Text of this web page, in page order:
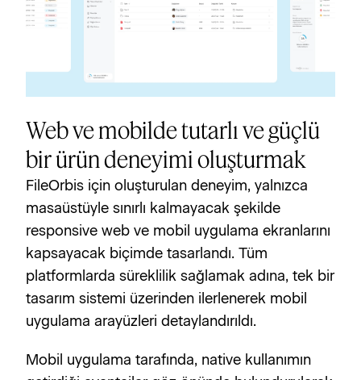
Web ve mobilde tutarlı ve güçlü
bir ürün deneyimi oluşturmak
FileOrbis için oluşturulan deneyim, yalnızca
masaüstüyle sınırlı kalmayacak şekilde
responsive web ve mobil uygulama ekranlarını
kapsayacak biçimde tasarlandı. Tüm
platformlarda süreklilik sağlamak adına, tek bir
tasarım sistemi üzerinden ilerlenerek mobil
uygulama arayüzleri detaylandırıldı.
Mobil uygulama tarafında, native kullanımın